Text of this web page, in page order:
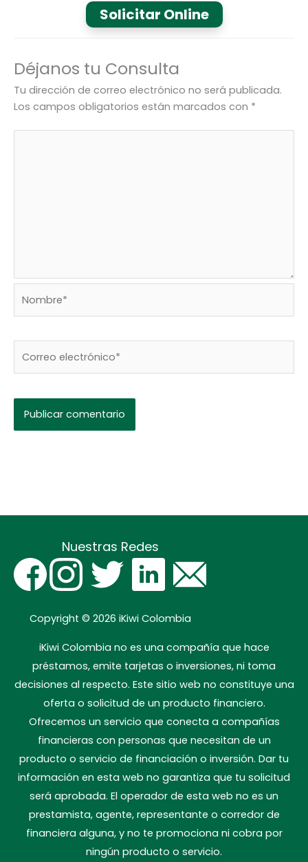
Solicitar Online
Déjanos tu Consulta
Tu dirección de correo electrónico no será publicada.
Los campos obligatorios están marcados con *
electrónico*
Nuestras Redes
Copyright © 2026 iKiwi Colombia
iKiwi Colombia no es una compañía que hace
préstamos, emite tarjetas o inversiones, ni toma
decisiones al respecto. Este sitio web no constituye una
oferta o solicitud de un producto financiero.
Ofrecemos un servicio que conecta a compañías
financieras con personas que necesitan de un
producto o servicio de financiación o inversión. Dar tu
información en esta web no garantiza que tu solicitud
será aprobada. El operador de esta web no es un
prestamista, agente, representante o corredor de
financiera alguna, y no te promociona ni cobra por
ningún producto o servicio.